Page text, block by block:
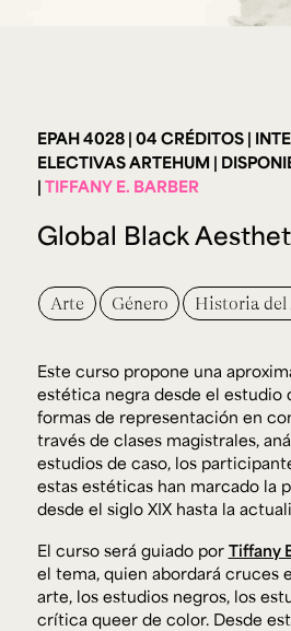
Configuración de cookies
Universidad de los Andes | Vigilada
Reconocimiento como universidad:
Acreditación institucional de alta
Resolución 000194 del 16 de enero
Ext.
Global Black
EPAH 4028 04 CRÉDITOS
ELECTIVAS ARTEHUM
TIFFANY E. BARBER
Arte Género Historia del
Este curso propone una
estética negra desde el estudio
formas de representación en
través de clases magistrales,
estudios de caso, los
estas estéticas han marcado la
desde el siglo XIX hasta la
El curso será guiado por Tiffany
el tema, quien abordará cruces
arte, los estudios negros, los
crítica queer de color. Desde